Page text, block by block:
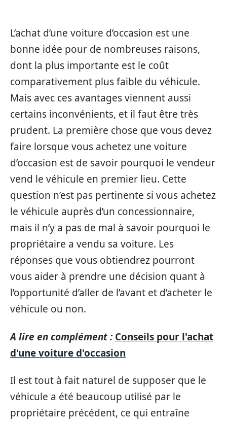
L’achat d’une voiture d’occasion est une
bonne idée pour de nombreuses raisons,
dont la plus importante est le coût
comparativement plus faible du véhicule.
Mais avec ces avantages viennent aussi
certains inconvénients, et il faut être très
prudent. La première chose que vous devez
faire lorsque vous achetez une voiture
d’occasion est de savoir pourquoi le vendeur
vend le véhicule en premier lieu. Cette
question n’est pas pertinente si vous achetez
le véhicule auprès d’un concessionnaire,
mais il n’y a pas de mal à savoir pourquoi le
propriétaire a vendu sa voiture. Les
réponses que vous obtiendrez pourront
vous aider à prendre une décision quant à
l’opportunité d’aller de l’avant et d’acheter le
véhicule ou non.
A lire en complément : Conseils pour l'achat
d'une voiture d'occasion
Il est tout à fait naturel de supposer que le
véhicule a été beaucoup utilisé par le
propriétaire précédent, ce qui entraîne